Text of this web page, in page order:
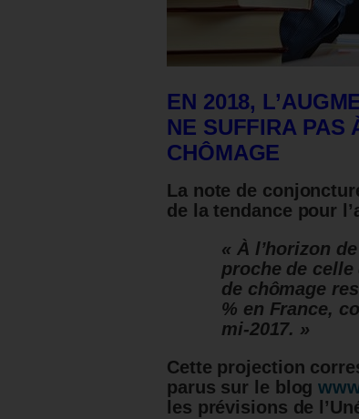
EN 2018,
NE SUFFIRA PAS
CHÔMAGE
La note de
de la tendance pour
« À l’horizon
proche de
de chômage
% en France,
mi-2017. »
Cette projection
parus sur le blog
les prévisions de